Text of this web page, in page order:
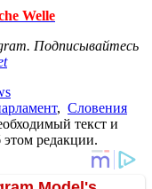
Welle
Подписывайтесь
, Словения
текст и
редакции.